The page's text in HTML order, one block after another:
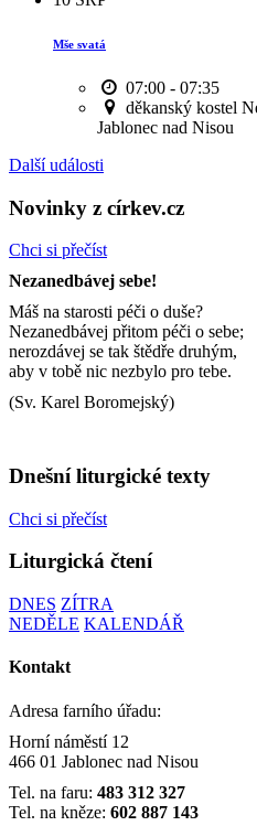
Mše svatá
07:00 - 07:35
děkanský kostel
Jablonec nad Nisou
Další události
Novinky z církev.cz
Chci si přečíst
Nezanedbávej sebe!
Máš na starosti péči o duše?
Nezanedbávej přitom péči o sebe;
nerozdávej se tak štědře druhým,
aby v tobě nic nezbylo pro tebe.
(Sv. Karel Boromejský)
Dnešní liturgické texty
Chci si přečíst
Liturgická čtení
DNES ZÍTRA
NEDĚLE KALENDÁŘ
Kontakt
Adresa farního úřadu:
Horní náměstí 12
466 01 Jablonec nad Nisou
Tel. na faru: 483 312 327
Tel. na kněze: 602 887 143